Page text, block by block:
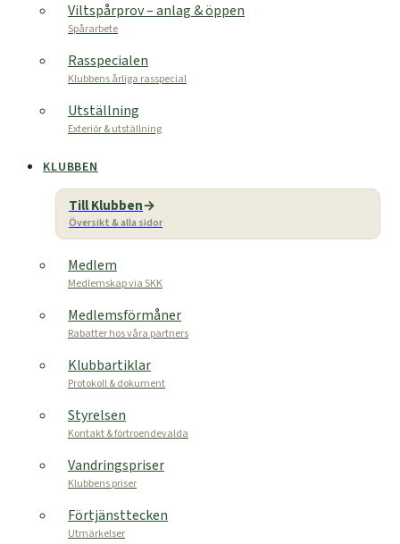
Viltspårprov – anlag & öppen
Spårarbete
Rasspecialen
Klubbens årliga rasspecial
Utställning
Exteriör & utställning
KLUBBEN
Till Klubben
Översikt & alla sidor
Medlem
Medlemskap via SKK
Medlemsförmåner
Rabatter hos våra partners
Klubbartiklar
Protokoll & dokument
Styrelsen
Kontakt & förtroendevalda
Vandringspriser
Klubbens priser
Förtjänsttecken
Utmärkelser